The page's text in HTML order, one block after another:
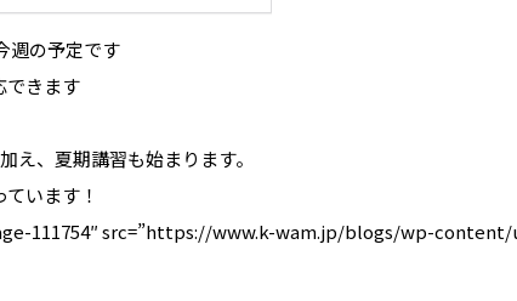
週の予定です
きます
、夏期講習も始まります。
います！
111754″ src=”https://www.k-wam.jp/blogs/wp-